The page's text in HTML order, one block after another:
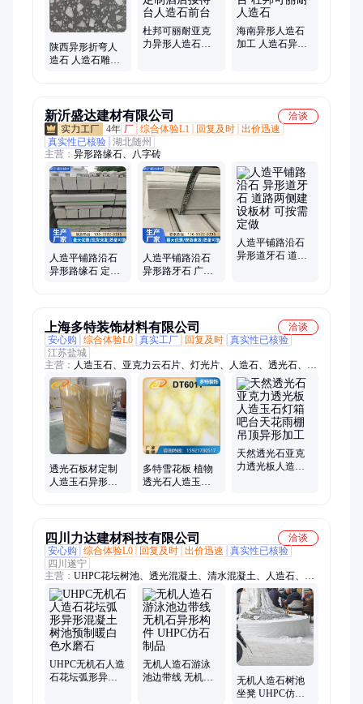
陕西异形折弯人
造石 人造石雕刻
杜邦可丽耐亚克
力异形人造石厂
海南异形人造石
加工 人造石异形
新沂盛达建材有限公司
洽谈
4年 厂 综合体验L1 回复及时 出价迅速
真实性已核验 湖北随州
主营： 异形路缘石、八字砖
人造平铺路沿石
异形路缘石 定制
人造平铺路沿石
异形路牙石 广场
人造平铺路沿石
异形道牙石 道路
上海多特装饰材料有限公司
洽谈
安心购
综合体验L0 真实工厂 回复及时 真实性已核验
江苏盐城
主营： 人造玉石、亚克力云石片、灯光片、人造石、透光石、云
石灯箱、透光吧台、透光背景墙
透光石板材定制
人造玉石异形加
多特雪花板 植物
透光石人造玉石
天然透光石亚克
力透光板人造玉
四川力达建材科技有限公司
洽谈
安心购
综合体验L0 回复及时 出价迅速
真实性已核验
四川遂宁
主营： UHPC花坛树池、透光混凝土、清水混凝土、人造石、
UHPC挂板、铸造石栏杆、仿木栏杆花箱、GRC/EPS
UHPC无机石人造
石花坛弧形异形
无机人造石游泳
池边带线 无机石
无机人造石树池
坐凳 UHPC仿石